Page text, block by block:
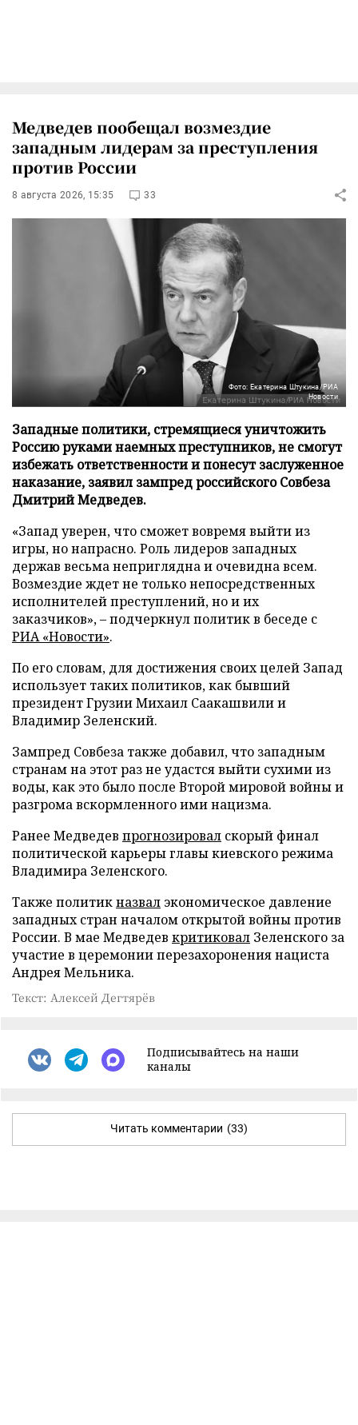
Медведев пообещал возмездие
западным лидерам за преступления
против России
8 августа 2026, 15:35 33
Фото: Екатерина Штукина/РИА
Новости
Западные политики, стремящиеся уничтожить
Россию руками наемных преступников, не смогут
избежать ответственности и понесут заслуженное
наказание, заявил зампред российского Совбеза
Дмитрий Медведев.
«Запад уверен, что сможет вовремя выйти из
игры, но напрасно. Роль лидеров западных
держав весьма неприглядна и очевидна всем.
Возмездие ждет не только непосредственных
исполнителей преступлений, но и их
заказчиков», – подчеркнул политик в беседе с
РИА «Новости».
По его словам, для достижения своих целей Запад
использует таких политиков, как бывший
президент Грузии Михаил Саакашвили и
Владимир Зеленский.
Зампред Совбеза также добавил, что западным
странам на этот раз не удастся выйти сухими из
воды, как это было после Второй мировой войны и
разгрома вскормленного ими нацизма.
Ранее Медведев прогнозировал скорый финал
политической карьеры главы киевского режима
Владимира Зеленского.
Также политикназвал экономическое давление
западных стран началом открытой войны против
России. В мае Медведев критиковал Зеленского за
участие в церемонии перезахоронения нациста
Андрея Мельника.
Текст: Алексей Дегтярёв
Подписывайтесь на наши
каналы
Читать комментарии (33)